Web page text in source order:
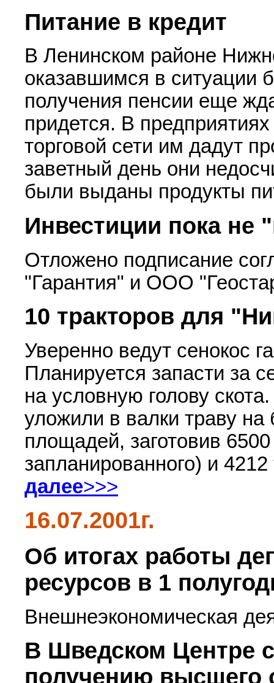
Питание в кредит
В Ленинском районе
оказавшимся в ситуации
получения пенсии еще
придется. В
торговой сети им дадут
заветный день они
были выданы продукты
Инвестиции пока не
Отложено подписание
"Гарантия" и ООО
10 тракторов для
Уверенно ведут сенокос
Планируется запасти за
на условную голову
уложили в валки траву
площадей, заготовив
запланированного) и
далее>>>
16.07.2001г.
Об итогах работы
ресурсов в 1
Внешнеэкономическая
В Шведском Центре
получению высшего